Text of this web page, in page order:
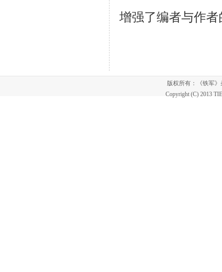
增强了编者与作者
版权所有：《铁军
Copyright (C) 2013